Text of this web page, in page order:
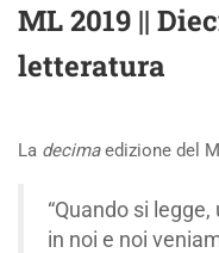
ML 2019 ||
letteratura
La decimaedizione del
“Quando si
in noi e noi